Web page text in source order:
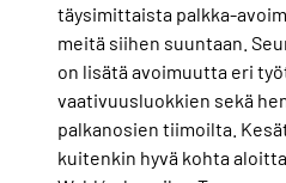
täysimittaista palkka-
meitä siihen suuntaan.
on lisätä avoimuutta eri
vaativuusluokkien sekä
palkanosien tiimoilta.
kuitenkin hyvä kohta